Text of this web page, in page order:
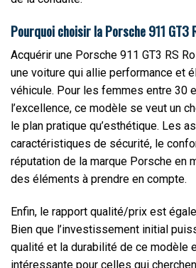
Pourquoi choisir la Porsche 911 GT3
Acquérir une Porsche 911 GT3 RS
une voiture qui allie performance et
véhicule. Pour les femmes entre 30
l’excellence, ce modèle se veut un
le plan pratique qu’esthétique. Les
caractéristiques de sécurité, le
réputation de la marque Porsche en
des éléments à prendre en compte.
Enfin, le rapport qualité/prix est
Bien que l’investissement initial
qualité et la durabilité de ce modèle
intéressante pour celles qui